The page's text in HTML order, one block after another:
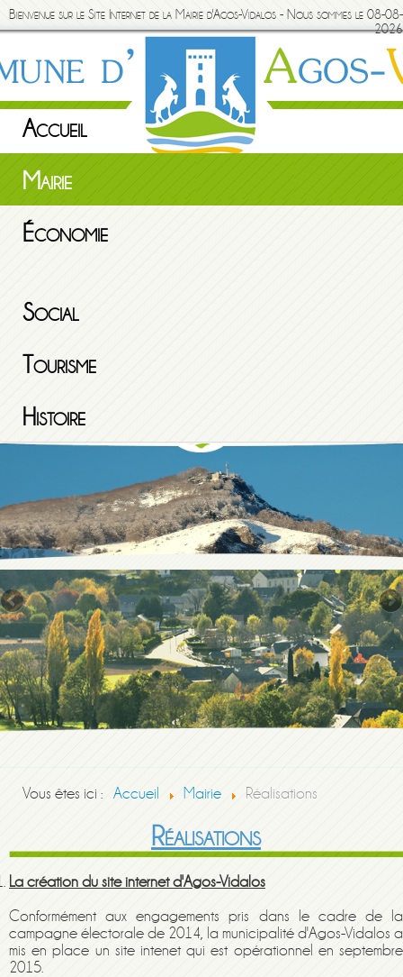
Bienvenue sur le Site Internet de la Mairie d'Agos-Vidalos - Nous sommes le 08-08-
2026
Accueil
Mairie
Économie
Social
Tourisme
Histoire
Vous êtes ici : Accueil Mairie Réalisations
Réalisations
La création du site internet d'Agos-Vidalos
Conformément aux engagements pris dans le cadre de la
campagne électorale de 2014, la municipalité d'Agos-Vidalos a
mis en place un site intenetqui est opérationnel en septembre
2015.